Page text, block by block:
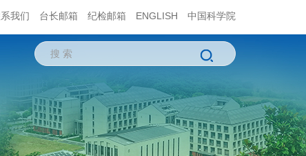
我们 台长邮箱 纪检邮箱 ENGLISH 中国科学院